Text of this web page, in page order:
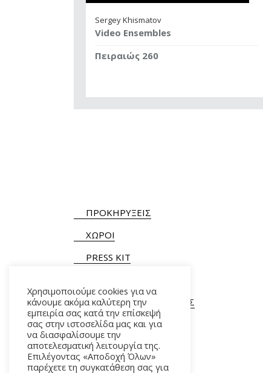
Sergey Khismatov
Video Ensembles
Πειραιώς 260
ΠΡΟΚΗΡΥΞΕΙΣ
ΧΩΡΟΙ
PRESS KIT
ΓΕΝΙΚΕΣ ΠΛΗΡΟΦΟΡΙΕΣ
Τ. +30 210 9282900/ 901
Χρησιμοποιούμε cookies για να
κάνουμε ακόμα καλύτερη την
εμπειρία σας κατά την επίσκεψή
σας στην ιστοσελίδα μας και για
να διασφαλίσουμε την
αποτελεσματική λειτουργία της.
Επιλέγοντας «Αποδοχή Όλων»
παρέχετε τη συγκατάθεση σας για